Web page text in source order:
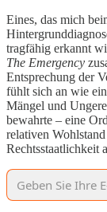
Eines, das mich
tragfähig erkannt
The Emergency
Entsprechung der
fühlt sich an wie
Mängel und
bewahrte – eine
relativen
Rechtsstaatlichkeit